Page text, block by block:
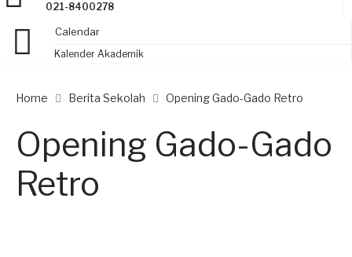
021-8400278
Calendar
Kalender Akademik
Home Berita Sekolah Opening Gado-Gado Retro
Opening Gado-Gado
Retro